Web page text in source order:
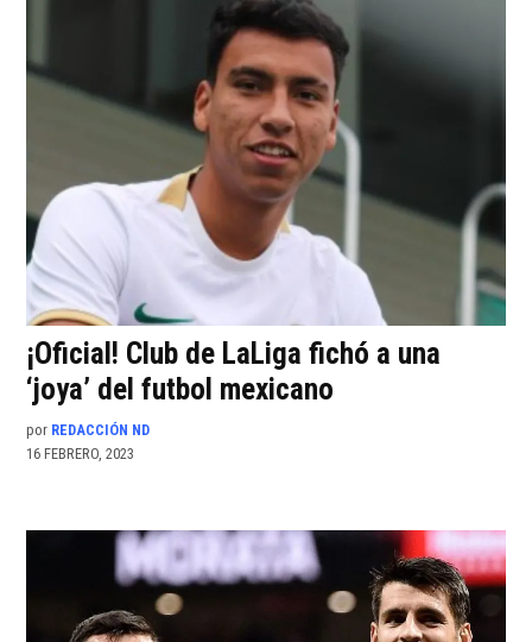
¡Oficial! Club de LaLiga fichó a una
‘joya’ del futbol mexicano
por REDACCIÓN ND
16 FEBRERO, 2023